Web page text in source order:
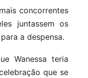
concorrentes
juntassem os
a despensa.
Wanessa teria
que se